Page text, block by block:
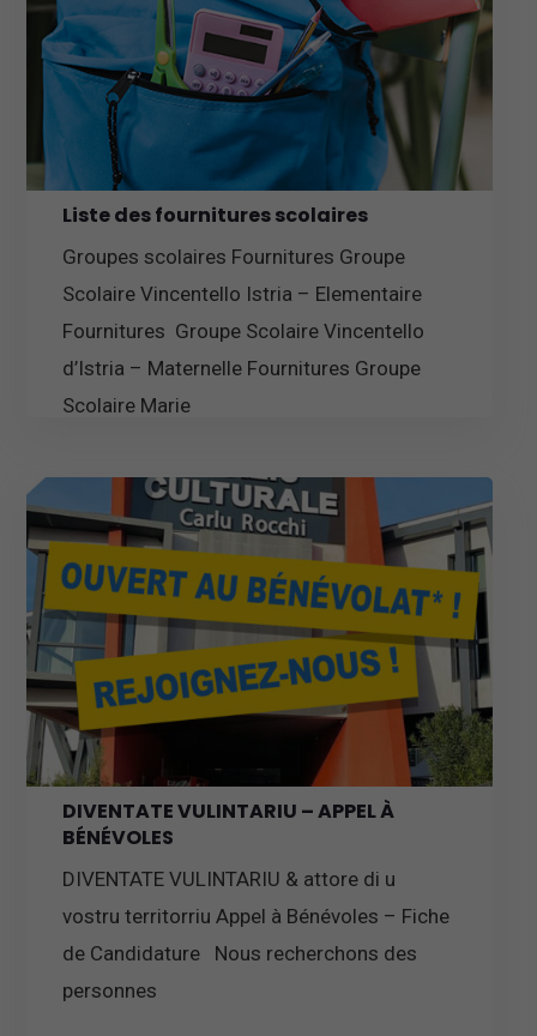
Liste des fournitures scolaires
Groupes scolaires Fournitures Groupe
Scolaire Vincentello Istria – Elementaire
Fournitures Groupe Scolaire Vincentello
d’Istria – Maternelle Fournitures Groupe
Scolaire Marie
DIVENTATE VULINTARIU – APPEL À
BÉNÉVOLES
DIVENTATE VULINTARIU & attore di u
vostru territorriu Appel à Bénévoles – Fiche
de Candidature Nous recherchons des
personnes